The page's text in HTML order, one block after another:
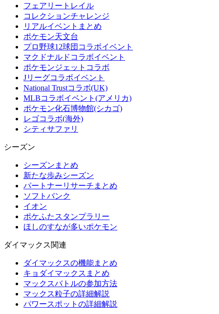
フェアリートレイル
コレクションチャレンジ
リアルイベントまとめ
ポケモン天文台
プロ野球12球団コラボイベント
マクドナルドコラボイベント
ポケモンジェットコラボ
Jリーグコラボイベント
National Trustコラボ(UK)
MLBコラボイベント(アメリカ)
ポケモン化石博物館(シカゴ)
レゴコラボ(海外)
シティサファリ
シーズン
シーズンまとめ
新たな歩みシーズン
パートナーリサーチまとめ
ソフトバンク
イオン
ポケふたスタンプラリー
ほしのすなが多いポケモン
ダイマックス関連
ダイマックスの機能まとめ
キョダイマックスまとめ
マックスバトルの参加方法
マックス粒子の詳細解説
パワースポットの詳細解説